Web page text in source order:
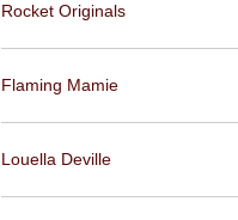
Rocket Originals
Flaming Mamie
Louella Deville